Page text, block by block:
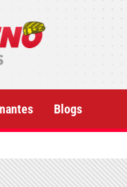
Blogs